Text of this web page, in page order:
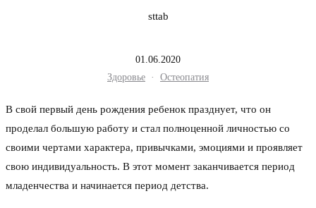
sttab
01.06.2020
Здоровье · Остеопатия
В свой первый день рождения ребенок празднует, что он
проделал большую работу и стал полноценной личностью со
своими чертами характера, привычками, эмоциями и проявляет
свою индивидуальность. В этот момент заканчивается период
младенчества и начинается период детства.